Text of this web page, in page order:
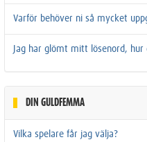
Varför behöver ni så mycket
Jag har glömt mitt lösenord, hur
DIN GULDFEMMA
Vilka spelare får jag välja?